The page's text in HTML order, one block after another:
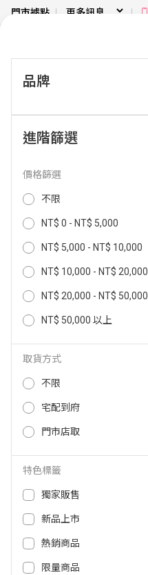
門市據點
品牌
進階篩選
價格篩選
不限
NT$ 0 - NT$ 5,000
NT$ 5,000 - NT$ 10,000
NT$ 10,000 - NT$ 20,000
NT$ 20,000 - NT$ 50,000
NT$ 50,000 以上
取貨方式
不限
宅配到府
門市店取
特色標籤
獨家販售
新品上市
熱銷商品
限量商品
排序：
NT$4,190
會員服務